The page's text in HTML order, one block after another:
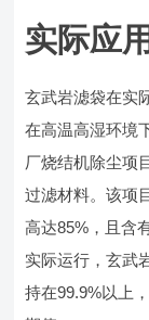
实际应
玄武岩滤袋在实
在高温高湿环境
厂烧结机除尘项
过滤材料。该项
高达85%，且含
实际运行，玄武
持在99.9%以上